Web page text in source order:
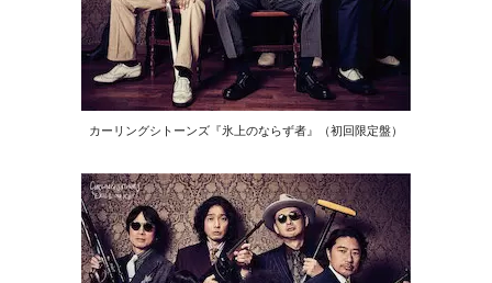
カーリングシトーンズ『氷上のならず者』（初回限定盤）